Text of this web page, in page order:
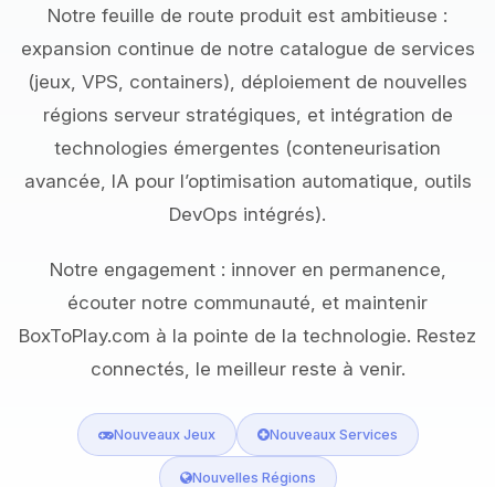
Notre feuille de route produit est ambitieuse :
expansion continue de notre catalogue de services
(jeux, VPS, containers), déploiement de nouvelles
régions serveur stratégiques, et intégration de
technologies émergentes (conteneurisation
avancée, IA pour l’optimisation automatique, outils
DevOps intégrés).
Notre engagement : innover en permanence,
écouter notre communauté, et maintenir
BoxToPlay.com à la pointe de la technologie. Restez
connectés, le meilleur reste à venir.
Nouveaux Jeux Nouveaux Services
Nouvelles Régions